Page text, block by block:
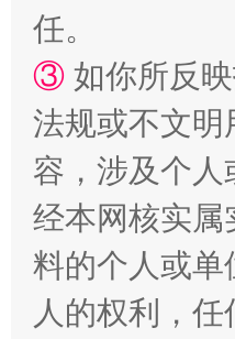
“蜀中异人”王建安的
任。
③ 如你所反
法规或不文明
容，涉及个
经本网核实属
料的个人或单
人的权利，